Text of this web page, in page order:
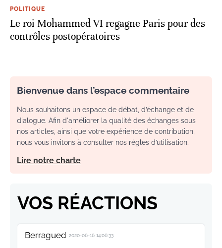
POLITIQUE
Le roi Mohammed VI regagne Paris pour des
contrôles postopératoires
Bienvenue dans l’espace commentaire
Nous souhaitons un espace de débat, d’échange et de
dialogue. Afin d'améliorer la qualité des échanges sous
nos articles, ainsi que votre expérience de contribution,
nous vous invitons à consulter nos règles d’utilisation.
Lire notre charte
VOS RÉACTIONS
Berragued 2020-06-16 14:06:33